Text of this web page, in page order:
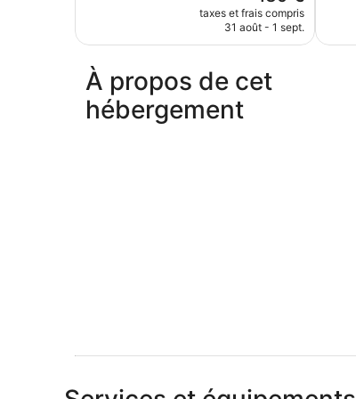
nouveau
prix
139 €
taxes et frais compris
31 août - 1 sept.
À propos de cet
hébergement